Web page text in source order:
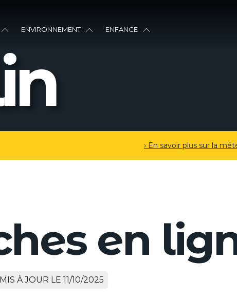
ENVIRONNEMENT ENFANCE
› En savoir plus sur la
en
MIS À JOUR LE 11/10/2025